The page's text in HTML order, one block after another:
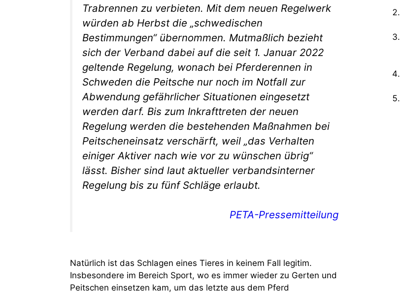
Trabrennen zu verbieten. Mit dem neuen Regelwerk
würden ab Herbst die „schwedischen
Bestimmungen“ übernommen. Mutmaßlich bezieht
sich der Verband dabei auf die seit 1. Januar 2022
geltende Regelung, wonach bei Pferderennen in
Schweden die Peitsche nur noch im Notfall zur
Abwendung gefährlicher Situationen eingesetzt
werden darf. Bis zum Inkrafttreten der neuen
Regelung werden die bestehenden Maßnahmen bei
Peitscheneinsatz verschärft, weil „das Verhalten
einiger Aktiver nach wie vor zu wünschen übrig“
lässt. Bisher sind laut aktueller verbandsinterner
Regelung bis zu fünf Schläge erlaubt.
PETA-Pressemitteilung
Natürlich ist das Schlagen eines Tieres in keinem Fall legitim.
Insbesondere im Bereich Sport, wo es immer wieder zu Gerten und
Peitschen einsetzen kam, um das letzte aus dem Pferd